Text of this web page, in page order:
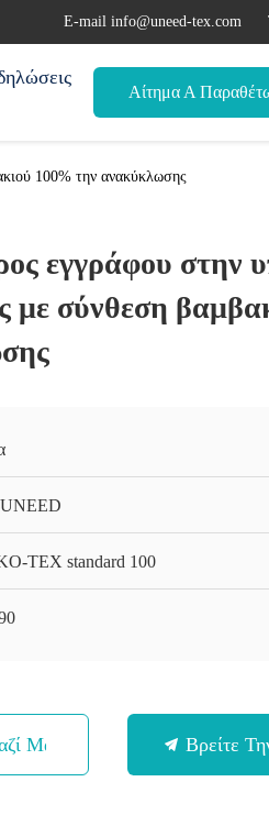
Ε-mail info@uneed-tex.com
Αίτημα Α
100% την ανακύκλωσης
εγγράφου στην
με σύνθεση
TEX standard 100
Μας Βρείτε